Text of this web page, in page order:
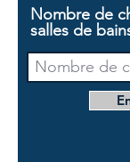
Nombre de
salles de